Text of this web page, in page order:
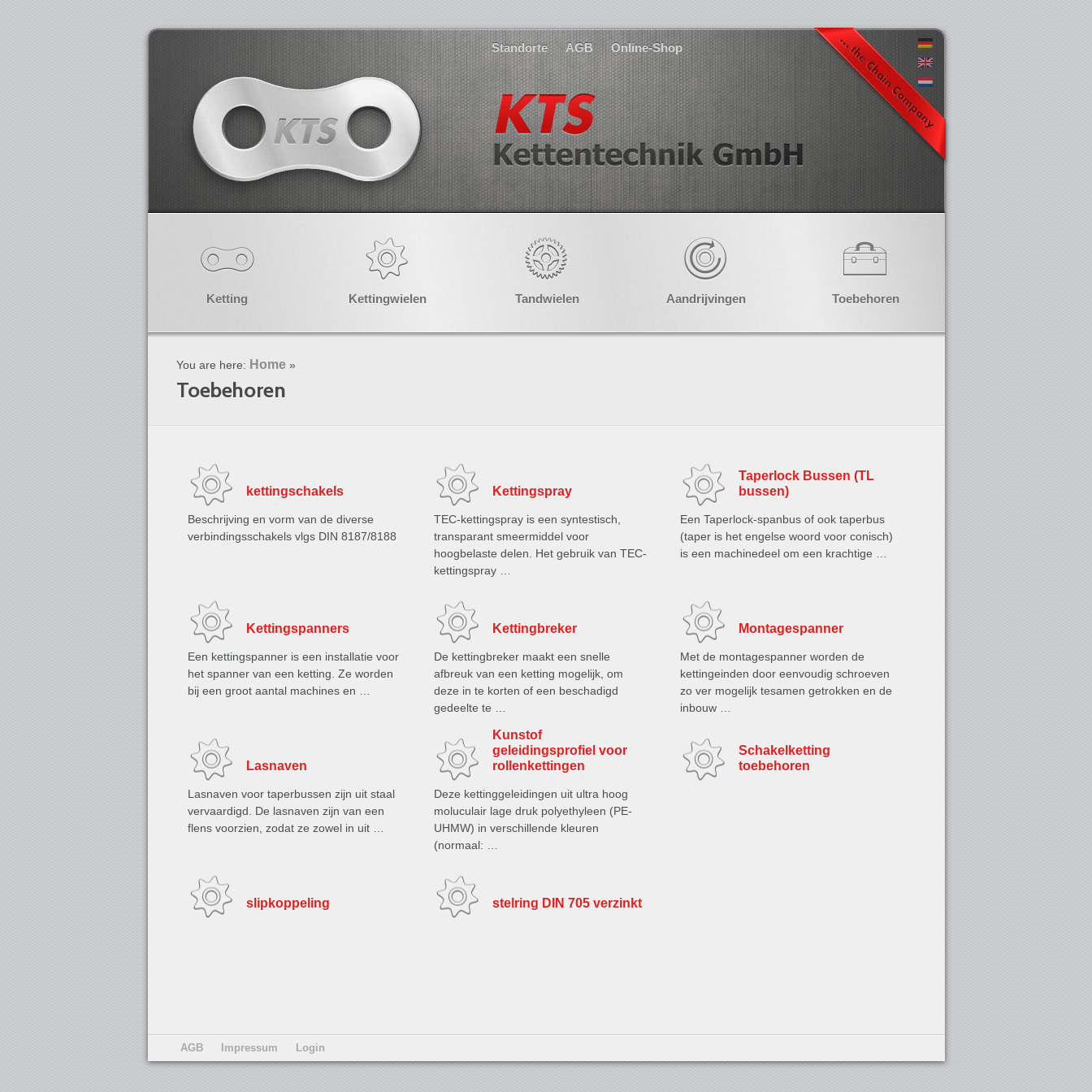
Standorte AGB Online-Shop
Ketting Kettingwielen Tandwielen Aandrijvingen Toebehoren
You are here: Home »
Toebehoren
kettingschakels
Beschrijving en vorm van de diverse
verbindingsschakels vlgs DIN 8187/8188
Kettingspray
TEC-kettingspray is een syntestisch,
transparant smeermiddel voor
hoogbelaste delen. Het gebruik van TEC-
kettingspray …
Taperlock Bussen (TL
bussen)
Een Taperlock-spanbus of ook taperbus
(taper is het engelse woord voor conisch)
is een machinedeel om een krachtige …
Kettingspanners
Een kettingspanner is een installatie voor
het spanner van een ketting. Ze worden
bij een groot aantal machines en …
Kettingbreker
De kettingbreker maakt een snelle
afbreuk van een ketting mogelijk, om
deze in te korten of een beschadigd
gedeelte te …
Montagespanner
Met de montagespanner worden de
kettingeinden door eenvoudig schroeven
zo ver mogelijk tesamen getrokken en de
inbouw …
Lasnaven
Lasnaven voor taperbussen zijn uit staal
vervaardigd. De lasnaven zijn van een
flens voorzien, zodat ze zowel in uit …
Kunstof
geleidingsprofiel voor
rollenkettingen
Deze kettinggeleidingen uit ultra hoog
moluculair lage druk polyethyleen (PE-
UHMW) in verschillende kleuren
(normaal: …
Schakelketting
toebehoren
slipkoppeling stelring DIN 705 verzinkt
AGB Impressum Login